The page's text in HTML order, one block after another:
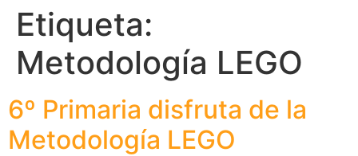
Etiqueta:
Metodología LEGO
6º Primaria disfruta de la
Metodología LEGO